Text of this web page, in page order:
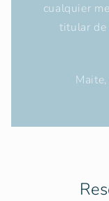
cualquier
titular de